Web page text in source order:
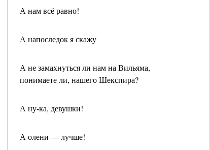
А нам всё равно!
А напоследок я скажу
А не замахнуться ли нам на Вильяма,
понимаете ли, нашего Шекспира?
А ну-ка, девушки!
А олени — лучше!